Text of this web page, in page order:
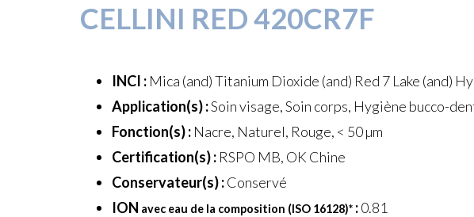
CELLINI RED 420CR7F
INCI :Mica (and) Titanium Dioxide (and) Red 7 Lake (and)
Application(s) :Soin visage, Soin corps, Hygiène bucco-
Fonction(s) :Nacre, Naturel, Rouge, < 50 µm
Certification(s) :RSPO MB, OK Chine
Conservateur(s) :Conservé
ION avec eau de la composition (ISO 16128)*:0.81